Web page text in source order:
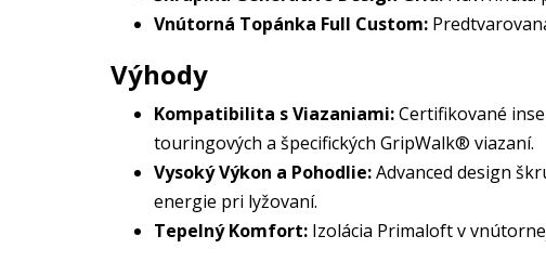
Vnútorná Topánka Full Custom:
Výhody
Kompatibilita s Viazaniami:Certifikované
touringových a špecifických GripWalk® viazaní.
Vysoký Výkon a Pohodlie:Advanced design
energie pri lyžovaní.
Tepelný Komfort: Izolácia Primaloft v